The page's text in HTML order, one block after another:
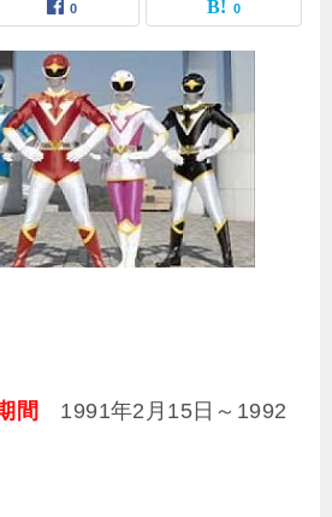
0 0
間 1991年2月15日～1992